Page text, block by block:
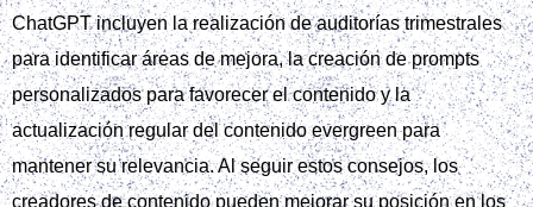
ChatGPT incluyen la realización de auditorías trimestrales
para identificar áreas de mejora, la creación de prompts
personalizados para favorecer el contenido y la
actualización regular del contenido evergreen para
mantener su relevancia. Al seguir estos consejos, los
creadores de contenido pueden mejorar su posición en los